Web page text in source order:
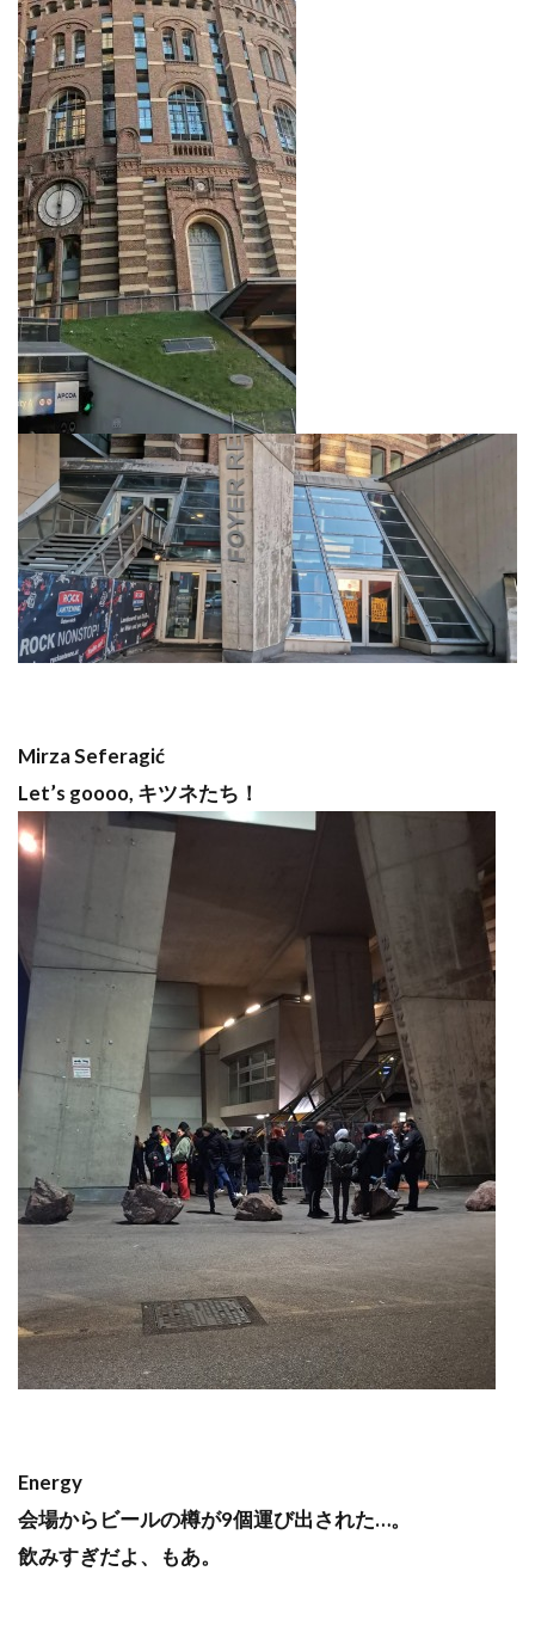
Mirza Seferagić
Let’s goooo, キツネたち！
Energy
会場からビールの樽が9個運び出された…。
飲みすぎだよ、もあ。